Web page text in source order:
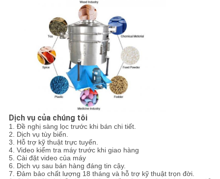
Dịch vụ của chúng tôi
1. Đề nghị sàng lọc trước khi bán chi tiết.
2. Dịch vụ tùy biến.
3. Hỗ trợ kỹ thuật trực tuyến.
4. Video kiểm tra máy trước khi giao hàng
5. Cài đặt video của máy
6. Dịch vụ sau bán hàng đáng tin cậy.
7. Đảm bảo chất lượng 18 tháng và hỗ trợ kỹ thuật trọn đời.